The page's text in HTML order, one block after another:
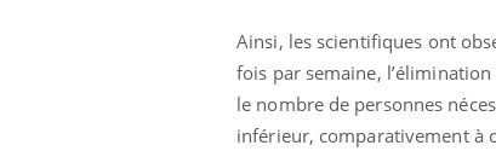
Ainsi, les scientifiques ont
fois par semaine,
le nombre de personnes
inférieur, comparativement à